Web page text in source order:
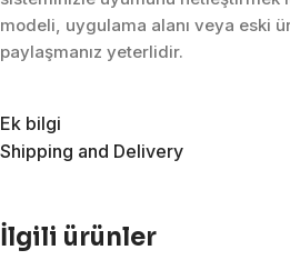
modeli, uygulama alanı veya eski
paylaşmanız yeterlidir.
Ek bilgi
Shipping and Delivery
İlgili ürünler